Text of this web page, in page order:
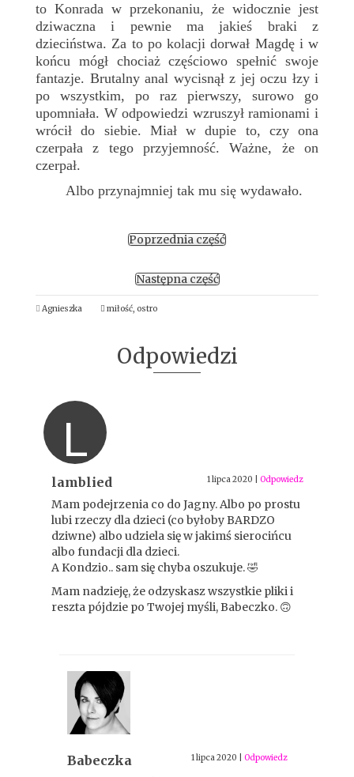
to Konrada w przekonaniu, że widocznie jest
dziwaczna i pewnie ma jakieś braki z
dzieciństwa. Za to po kolacji dorwał Magdę i w
końcu mógł chociaż częściowo spełnić swoje
fantazje. Brutalny anal wycisnął z jej oczu łzy i
po wszystkim, po raz pierwszy, surowo go
upomniała. W odpowiedzi wzruszył ramionami i
wrócił do siebie. Miał w dupie to, czy ona
czerpała z tego przyjemność. Ważne, że on
czerpał.
Albo przynajmniej tak mu się wydawało.
Poprzednia część
Następna część
Agnieszka miłość, ostro
Odpowiedzi
L
lamblied 1 lipca 2020 Odpowiedz
Mam podejrzenia co do Jagny. Albo po prostu
lubi rzeczy dla dzieci (co byłoby BARDZO
dziwne) albo udziela się w jakimś sierocińcu
albo fundacji dla dzieci.
A Kondzio.. sam się chyba oszukuje. 🤣
Mam nadzieję, że odzyskasz wszystkie pliki i
reszta pójdzie po Twojej myśli, Babeczko. 🙃
Babeczka 1 lipca 2020 Odpowiedz